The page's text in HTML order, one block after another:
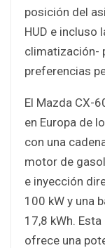
posición del
HUD e incluso
climatización-
preferencias
El Mazda CX-
en Europa de
con una
motor de
e inyección
100 kW y una
17,8 kWh.
ofrece una